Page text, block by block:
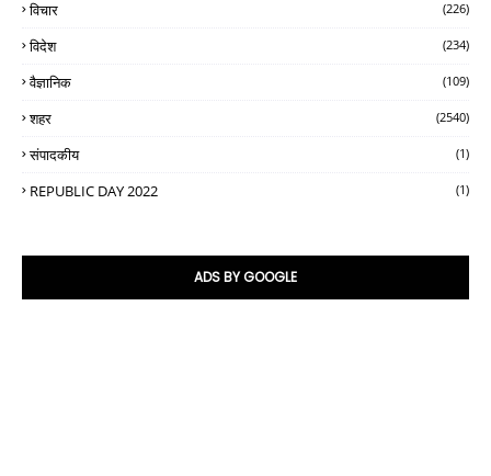
विचार (226)
विदेश (234)
वैज्ञानिक (109)
शहर (2540)
संपादकीय (1)
REPUBLIC DAY 2022 (1)
ADS BY GOOGLE